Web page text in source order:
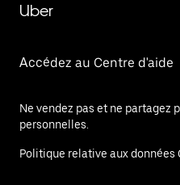
Uber
Accédez au Centre d'aide
Ne vendez pas et ne partagez
personnelles.
Politique relative aux données